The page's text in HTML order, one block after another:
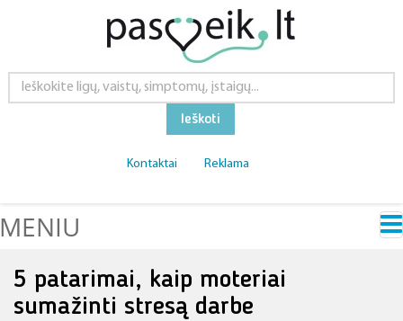
Ieškoti
Kontaktai Reklama
MENIU
​5 patarimai, kaip moteriai
sumažinti stresą darbe